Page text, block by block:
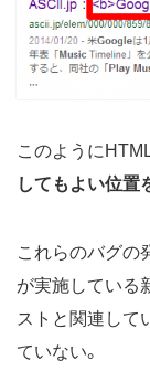
このように
してもよい位置
これらのバグの
が実施している
ストと関連して
ていない。